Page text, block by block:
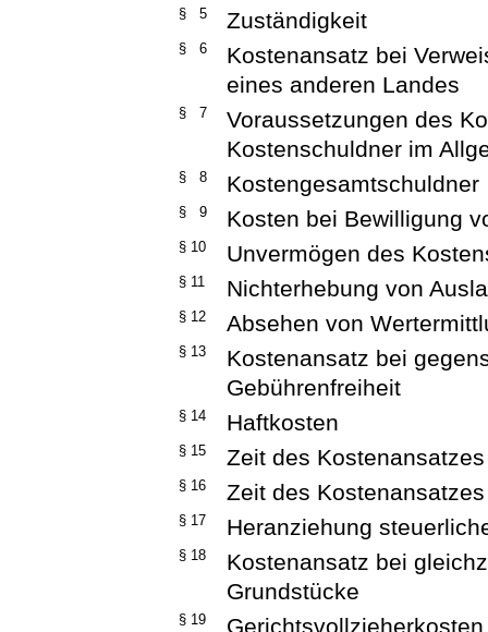
§ 5 Zuständigkeit
§ 6
Kostenansatz bei
eines anderen Landes
§ 7
Voraussetzungen des
Kostenschuldner im
§ 8 Kostengesamtschuldner
§ 9 Kosten bei Bewilligung
§ 10 Unvermögen des
§ 11 Nichterhebung von
§ 12 Absehen von
§ 13
Kostenansatz bei
Gebührenfreiheit
§ 14 Haftkosten
§ 15 Zeit des
§ 16 Zeit des
§ 17 Heranziehung
§ 18
Kostenansatz bei
Grundstücke
§ 19 Gerichtsvollzieherkosten